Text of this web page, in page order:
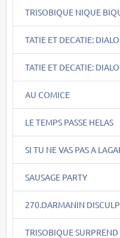
TRISOBIQUE NIQUE
TATIE ET DECATIE:
TATIE ET DECATIE:
AU COMICE
LE TEMPS PASSE HELAS
SI TU NE VAS PAS A
SAUSAGE PARTY
270.DARMANIN
TRISOBIQUE